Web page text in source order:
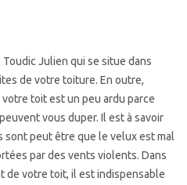
Julien qui se situe dans
de votre toiture. En outre,
toit est un peu ardu parce
vous duper. Il est à savoir
sont peut être que le velux est mal
par des vents violents. Dans
de votre toit, il est indispensable